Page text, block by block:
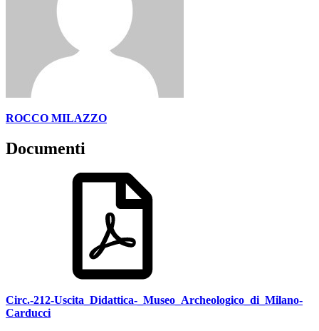
ROCCO MILAZZO
Documenti
Circ.-212-Uscita_Didattica-_Museo_Archeologico_di_Milano-
Carducci